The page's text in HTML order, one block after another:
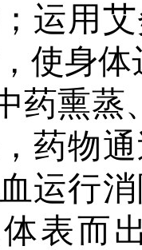
运用
使身
药熏蒸
药物
运行
表而